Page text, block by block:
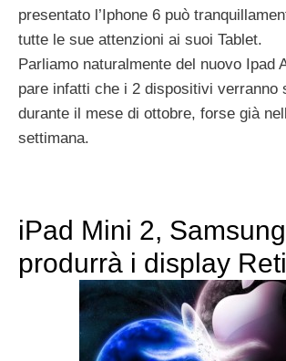
presentato l’Iphone 6 può
tutte le sue attenzioni ai suoi Tablet.
Parliamo naturalmente del nuovo Ipad
pare infatti che i 2 dispositivi verranno
durante il mese di ottobre, forse già
settimana.
iPad Mini 2, Samsung
produrrà i display